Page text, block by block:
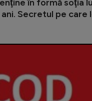
în formă soţia
Secretul pe care